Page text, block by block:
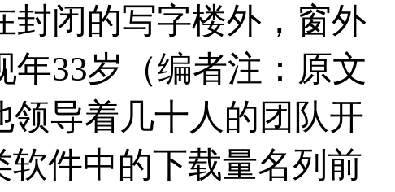
封闭的写字楼外，窗外
33岁（编者注：原文
领导着几十人的团队开
软件中的下载量名列前